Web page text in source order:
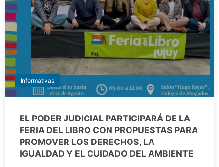
Informativas
EL PODER JUDICIAL PARTICIPARÁ DE LA
FERIA DEL LIBRO CON PROPUESTAS PARA
PROMOVER LOS DERECHOS, LA
IGUALDAD Y EL CUIDADO DEL AMBIENTE